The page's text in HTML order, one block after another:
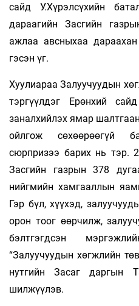
сайд У.Хүрэлсүхийн
дараагийн Засгийн
ажлаа авсныхаа
гэсэн үг.
Хуулиараа Залуучуудын
тэргүүлдэг Ерөнхий
заналхийлэх ямар
ойлгож сөхөөрөөгүй
сюрпризээ барих нь тэр.
Засгийн газрын 378
нийгмийн хамгааллын
Гэр бүл, хүүхэд,
орон тоог өөрчилж,
бэлтгэгдсэн
“Залуучуудын хөгжлийн
нутгийн Засаг даргын
шилжүүлэв.